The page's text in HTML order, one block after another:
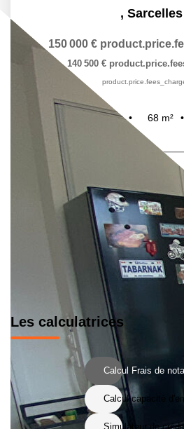
, Sarcelles
150 000 €
140 500 €
pièce(s) 68 m²
Les calculatrices
Calcul Frais de
Calcul capacité
Simulateur de crédit